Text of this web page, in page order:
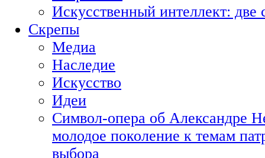
Искусственный интеллект:
Скрепы
Медиа
Наследие
Искусство
Идеи
Символ-опера об Александре
молодое поколение к темам
выбора